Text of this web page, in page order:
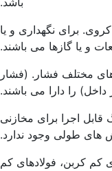
برای نگهداری و یا
و یا گازها می باشند.
مختلف فشار. (فشار
را دارا می باشند.
اجرا برای مخازنی
طولی وجود ندارد.
کربن، فولادهای کم